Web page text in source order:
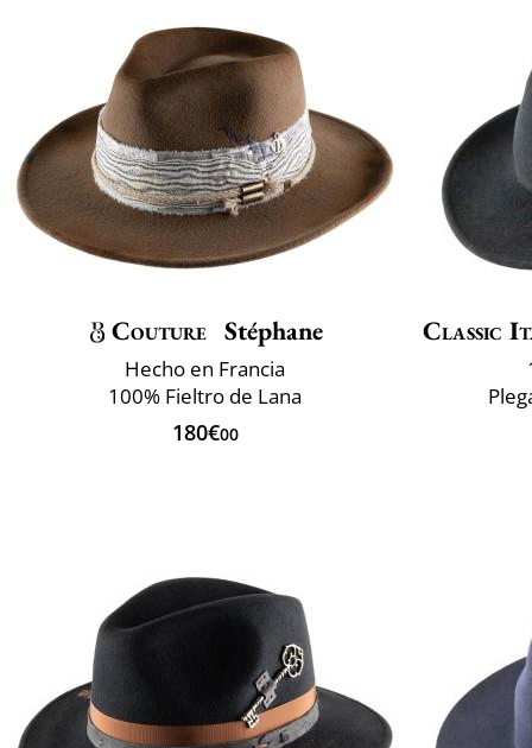
Couture Stéphane
Hecho en Francia
100% Fieltro de Lana
180€00
Classic